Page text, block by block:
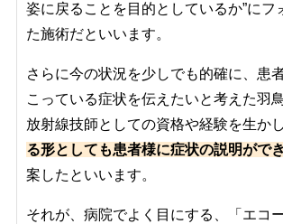
姿に戻ることを目的としているか”にフ
た施術だといいます。
さらに今の状況を少しでも的確に、患
こっている症状を伝えたいと考えた羽
放射線技師としての資格や経験を生かし
る形としても患者様に症状の説明がで
案したといいます。
それが、病院でよく目にする、「エコ